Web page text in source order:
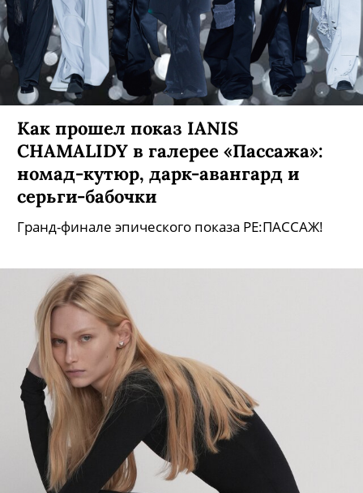
Как прошел показ IANIS
CHAMALIDY в галерее «Пассажа»:
номад-кутюр, дарк-авангард и
серьги-бабочки
Гранд-финале эпического показа PE:ПАССАЖ!